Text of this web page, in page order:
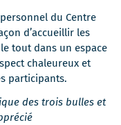
du Centre
d’accueillir les
tout dans un espace
chaleureux et
participants.
des trois bulles et